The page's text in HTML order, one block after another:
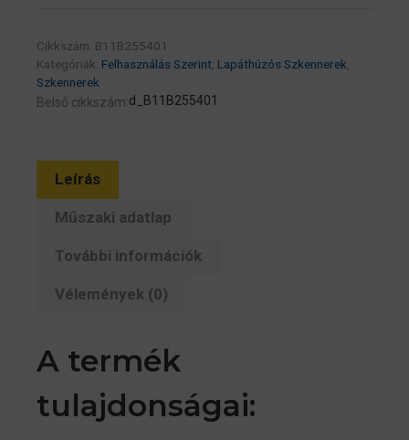
mennyiség
Cikkszám: B11B255401
Kategóriák: Felhasználás Szerint Lapáthúzós Szkennerek
Szkennerek
Belső cikkszám:d_B11B255401
Leírás
Műszaki adatlap
További információk
Vélemények (0)
A termék
tulajdonságai: